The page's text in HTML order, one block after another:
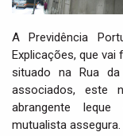
A Previdência
Explicações, que
situado na Rua
associados, este
abrangente
mutualista assegura.